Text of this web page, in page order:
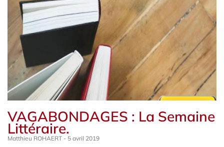
VAGABONDAGES : La Semaine
Littéraire.
Matthieu ROHAERT 5 avril 2019